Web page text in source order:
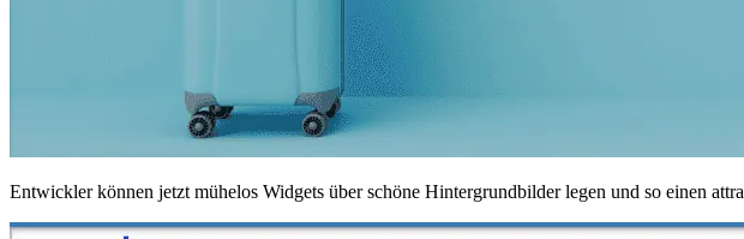
Entwickler können jetzt mühelos Widgets über schöne Hintergrundbilder legen und so einen